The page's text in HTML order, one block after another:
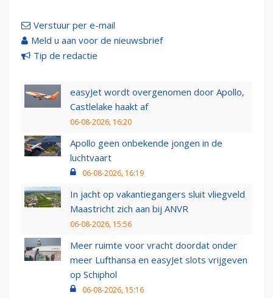
Verstuur per e-mail
Meld u aan voor de nieuwsbrief
Tip de redactie
easyJet wordt overgenomen door Apollo,
Castlelake haakt af
06-08-2026, 16:20
Apollo geen onbekende jongen in de
luchtvaart
06-08-2026, 16:19
In jacht op vakantiegangers sluit vliegveld
Maastricht zich aan bij ANVR
06-08-2026, 15:56
Meer ruimte voor vracht doordat onder
meer Lufthansa en easyJet slots vrijgeven
op Schiphol
06-08-2026, 15:16